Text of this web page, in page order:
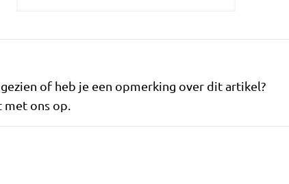
of heb je een opmerking over dit artikel?
met ons op.